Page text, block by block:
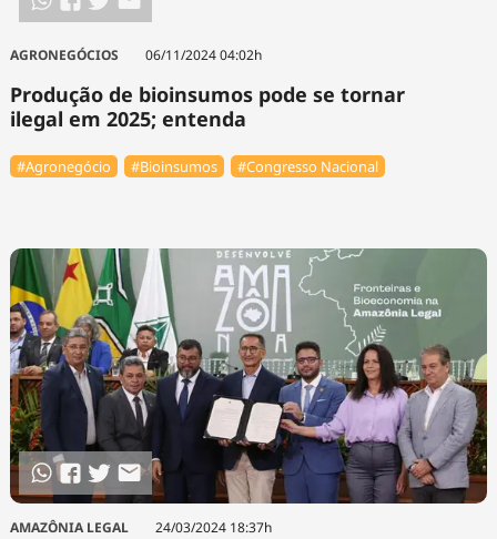
AGRONEGÓCIOS 06/11/2024 04:02h
Produção de bioinsumos pode se tornar
ilegal em 2025; entenda
#Agronegócio #Bioinsumos #Congresso Nacional
AMAZÔNIA LEGAL 24/03/2024 18:37h